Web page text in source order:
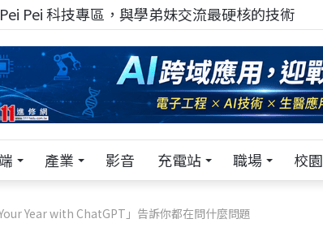
Pei 科技專區，與學弟妹交流最硬核的技術
產業 影音 充電站 職場 校園
Year with ChatGPT」告訴你都在問什麼問題